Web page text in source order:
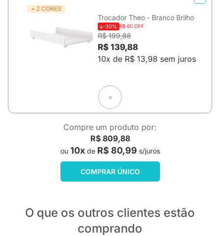
+ 2 CORES
Trocador Theo - Branco Brilho
-30% R$ 60 OFF
R$ 199,88
R$ 139,88
10x de R$ 13,98 sem juros
=
Compre um produto por:
R$ 809,88
ou 10xde R$ 80,99 s/juros
COMPRAR ÚNICO
O que os outros clientes estão
comprando